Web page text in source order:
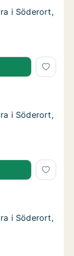
i Söderort,
i Söderort,
i Söderort,
i Söderort,
Dejegatan
i Söderort,
i Söderort,
i Söderort,
i Söderort,
Hagsätra
i Söderort,
i Söderort,
i Söderort,